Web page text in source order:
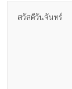
สวัสดีวันจันทร์